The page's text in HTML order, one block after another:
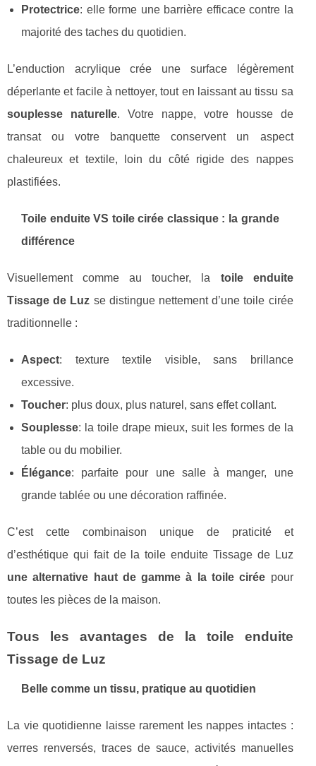
Protectrice: elle forme une barrière efficace contre la
majorité des taches du quotidien.
L’enduction acrylique crée une surface légèrement
déperlante et facile à nettoyer, tout en laissant au tissu sa
souplesse naturelle. Votre nappe, votre housse de
transat ou votre banquette conservent un aspect
chaleureux et textile, loin du côté rigide des nappes
plastifiées.
Toile enduite VS toile cirée classique : la grande
différence
Visuellement comme au toucher, la toile enduite
Tissage de Luz se distingue nettement d’une toile cirée
traditionnelle :
Aspect: texture textile visible, sans brillance
excessive.
Toucher: plus doux, plus naturel, sans effet collant.
Souplesse: la toile drape mieux, suit les formes de la
table ou du mobilier.
Élégance: parfaite pour une salle à manger, une
grande tablée ou une décoration raffinée.
C’est cette combinaison unique de praticité et
d’esthétique qui fait de la toile enduite Tissage de Luz
une alternative haut de gamme à la toile cirée pour
toutes les pièces de la maison.
Tous les avantages de la toile enduite
Tissage de Luz
Belle comme un tissu, pratique au quotidien
La vie quotidienne laisse rarement les nappes intactes :
verres renversés, traces de sauce, activités manuelles